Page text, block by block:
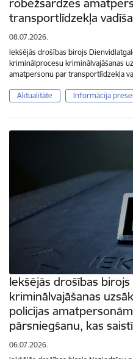
robežsardzes
transportlīdzekļa
08.07.2026.
Iekšējās drošības birojs
kriminālprocesu kriminālvajāšanas
amatpersonu par transportlīdzekļa
Aktualitāte Informācija presei
Iekšējās drošības
kriminālvajāšanas
policijas
pārsniegšanu, kas
06.07.2026.